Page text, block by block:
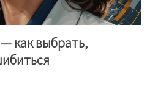
как выбрать,